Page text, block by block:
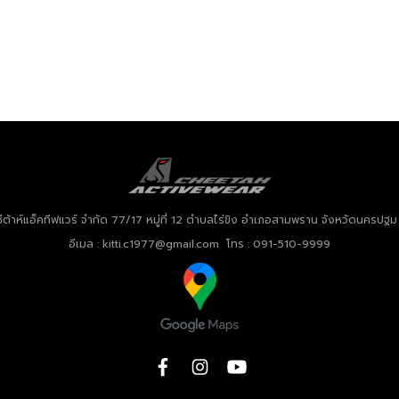
าห์แอ็คทีฟแวร์ จำกัด 77/17 หมู่ที่ 12 ตำบลไร่ขิง อำเภอสามพราน จังหวัดนครปฐ
อีเมล : kitti.c1977@gmail.com โทร : 091-510-9999